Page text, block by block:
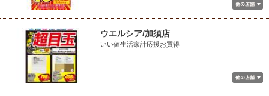
ウエルシア/加須店
いい値生活家計応援お買得